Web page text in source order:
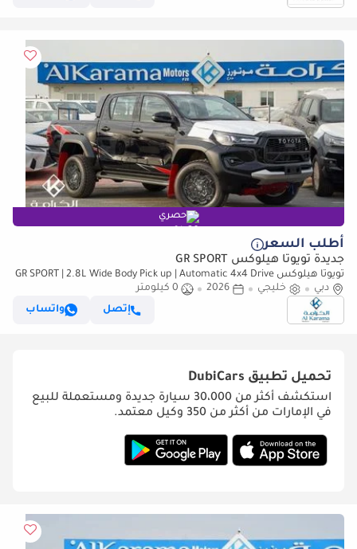
حصري
أطلب السعر
جديدة تويوتا هيلوكس GR SPORT
تويوتا هيلوكس GR SPORT | 2.8L Wide Body Pick up | Automatic 4x4 Drive
| GCC Specs | 360 Camera
دبي خليجي 2026
0 كيلومتر
إتصل
واتساب
تحميل تطبيق DubiCars
استكشف أكثر من 30،000 سيارة جديدة ومستعملة للبيع
في الإمارات من أكثر من 350 وكيل معتمد.